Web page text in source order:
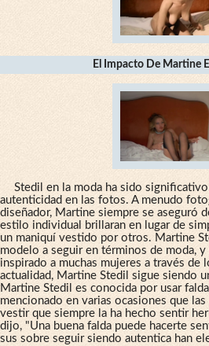
El Impacto De Martine
Stedil en la moda ha sido
autenticidad en las fotos. A menudo
diseñador, Martine siempre se aseguró
estilo individual brillaran en lugar de
un maniquí vestido por otros. Martine
modelo a seguir en términos de moda,
inspirado a muchas mujeres a través de
actualidad, Martine Stedil sigue siendo
Martine Stedil es conocida por usar
mencionado en varias ocasiones que
vestir que siempre la ha hecho sentir
dijo, "Una buena falda puede hacerte
sus sobre seguir siendo autentica han